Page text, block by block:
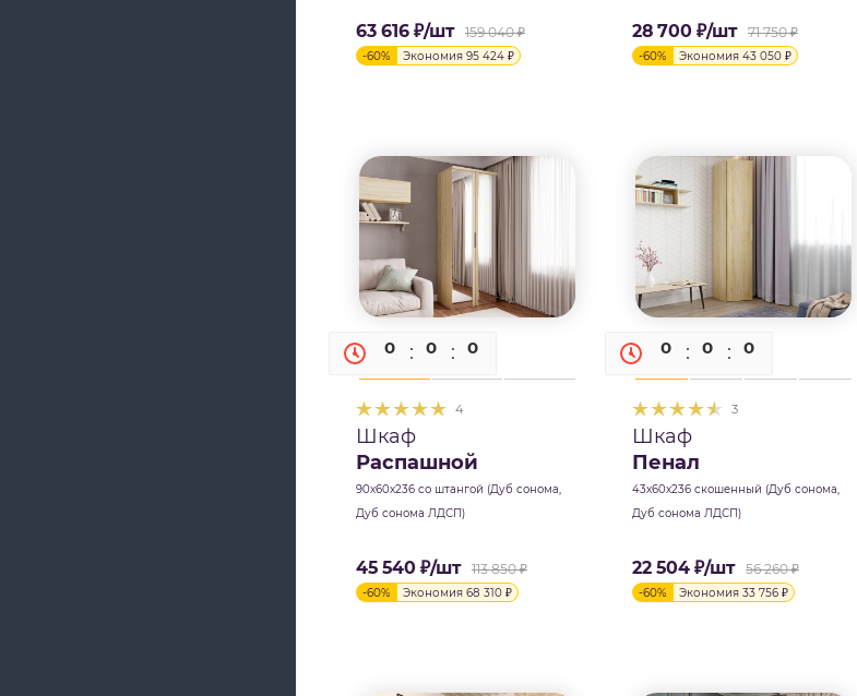
63 616 ₽/шт 159 040₽
-60% Экономия 95 424 ₽
28 700 ₽/шт 71 750₽
-60% Экономия 43 050 ₽
0 0 0
4
Шкаф
Распашной
90х60х236 со штангой (Дуб сонома,
Дуб сонома ЛДСП)
45 540 ₽/шт 113 850₽
-60% Экономия 68 310 ₽
0 0 0
3
Шкаф
Пенал
43х60х236 скошенный (Дуб сонома,
Дуб сонома ЛДСП)
22 504 ₽/шт 56 260₽
-60% Экономия 33 756 ₽